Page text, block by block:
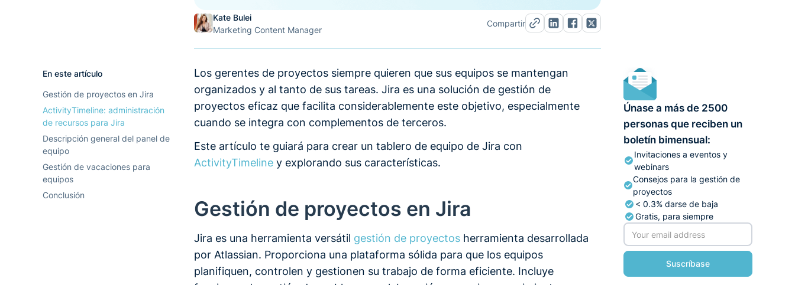
Kate Bulei
Marketing Content Manager
Compartir
En este artículo
Gestión de proyectos en Jira
ActivityTimeline: administración
de recursos para Jira
Descripción general del panel de
equipo
Gestión de vacaciones para
equipos
Conclusión
Los gerentes de proyectos siempre quieren que sus equipos se mantengan
organizados y al tanto de sus tareas. Jira es una solución de gestión de
proyectos eficaz que facilita considerablemente este objetivo, especialmente
cuando se integra con complementos de terceros.
Este artículo te guiará para crear un tablero de equipo de Jira con
ActivityTimeline y explorando sus características.
Gestión de proyectos en Jira
Jira es una herramienta versátil gestión de proyectos herramienta desarrollada
por Atlassian. Proporciona una plataforma sólida para que los equipos
planifiquen, controlen y gestionen su trabajo de forma eficiente. Incluye
Únase a más de 2500
personas que reciben un
boletín bimensual:
Invitaciones a eventos y
webinars
Consejos para la gestión de
proyectos
< 0.3% darse de baja
Gratis, para siempre